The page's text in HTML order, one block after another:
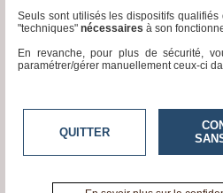
tvlocale.fr
Contactez-nous
Seuls sont utilisés les dispositifs qualifiés
"techniques" nécessaires à son
En revanche, pour plus de sécurité,
paramétrer/gérer manuellement ceux-ci
QUITTER